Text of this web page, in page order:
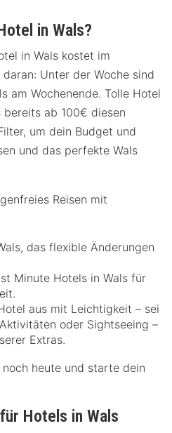
in Wals?
in Wals kostet im
Unter der Woche sind
am Wochenende. Tolle Hotel
ab 100€ diesen
um dein Budget und
und das perfekte Wals
Reisen mit
das flexible Änderungen
Minute Hotels in Wals für
aus mit Leichtigkeit – sei
oder Sightseeing –
Extras.
heute und starte dein
Hotels in Wals